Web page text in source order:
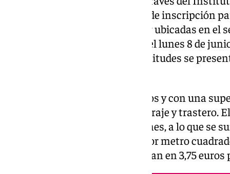
(IMV), abre esta noche el plazo de inscripción
viviendas protegidas en alquiler ubicadas en el
comenzará a las 00.00 horas del lunes 8 de
del viernes 26 de junio. Las solicitudes se
Las viviendas, de dos dormitorios y con una
cuadrados, incluyen plaza de garaje y trastero.
los 508,03 y los 511,55 euros al mes, a lo que
La renta equivale a 5,54 euros por metro
aparcamiento y trastero se sitúan en 3,75